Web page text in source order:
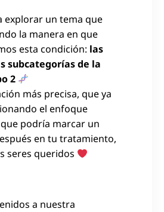
explorar un tema que
la manera en que
esta condición: las
subcategorías de la
2
más precisa, que ya
el enfoque
podría marcar un
en tu tratamiento,
seres queridos
a nuestra